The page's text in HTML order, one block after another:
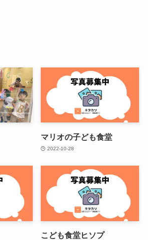
マリオの子ども食堂
2022-10-28
こども食堂ヒソプ